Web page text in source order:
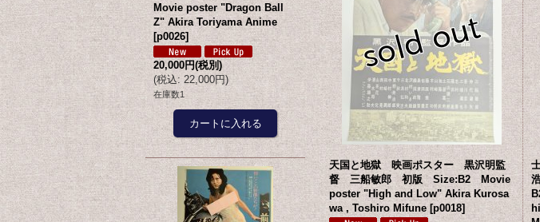
Movie poster "Dragon Ball
Z" Akira Toriyama Anime
[p0026]
20,000円(税別)
(税込: 22,000円)
在庫数1
天国と地獄 映画ポスター 黒沢明監
督 三船敏郎 初版 Size:B2 Movie
poster "High and Low" Akira Kurosa
wa , Toshiro Mifune [p0018]